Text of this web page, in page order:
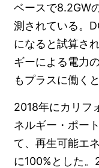
ベースで8.2GW
測されている。
になると試算さ
ギーによる電力
もプラスに働く
2018年にカリフ
ネルギー・ポー
て、再生可能エ
に100%とした。